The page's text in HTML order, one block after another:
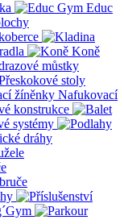
Educ
Koně
stoly
Nafukovací
konstrukce
systémy
dráhy